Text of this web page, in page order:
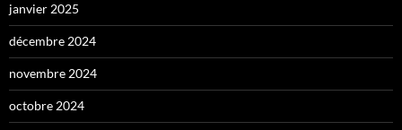
janvier 2025
décembre 2024
novembre 2024
octobre 2024